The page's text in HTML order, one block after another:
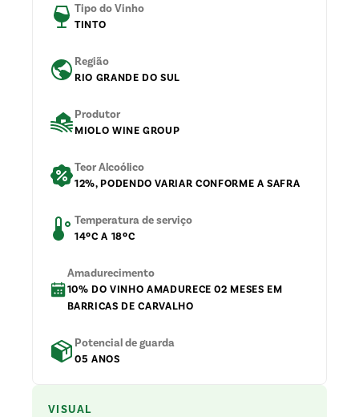
Tipo do Vinho
TINTO
Região
RIO GRANDE DO SUL
Produtor
MIOLO WINE GROUP
Teor Alcoólico
12%, PODENDO VARIAR CONFORME A SAFRA
Temperatura de serviço
14ºC A 18ºC
Amadurecimento
10% DO VINHO AMADURECE 02 MESES EM
BARRICAS DE CARVALHO
Potencial de guarda
05 ANOS
VISUAL